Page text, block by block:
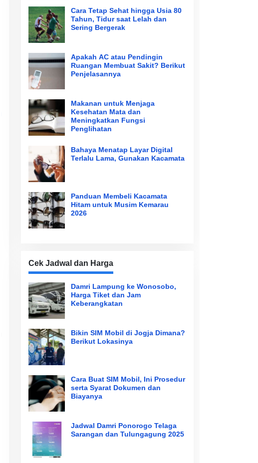
Cara Tetap Sehat hingga Usia 80
Tahun, Tidur saat Lelah dan
Sering Bergerak
Apakah AC atau Pendingin
Ruangan Membuat Sakit? Berikut
Penjelasannya
Makanan untuk Menjaga
Kesehatan Mata dan
Meningkatkan Fungsi
Penglihatan
Bahaya Menatap Layar Digital
Terlalu Lama, Gunakan Kacamata
Panduan Membeli Kacamata
Hitam untuk Musim Kemarau
2026
Cek Jadwal dan Harga
Damri Lampung ke Wonosobo,
Harga Tiket dan Jam
Keberangkatan
Bikin SIM Mobil di Jogja Dimana?
Berikut Lokasinya
Cara Buat SIM Mobil, Ini Prosedur
serta Syarat Dokumen dan
Biayanya
Jadwal Damri Ponorogo Telaga
Sarangan dan Tulungagung 2025